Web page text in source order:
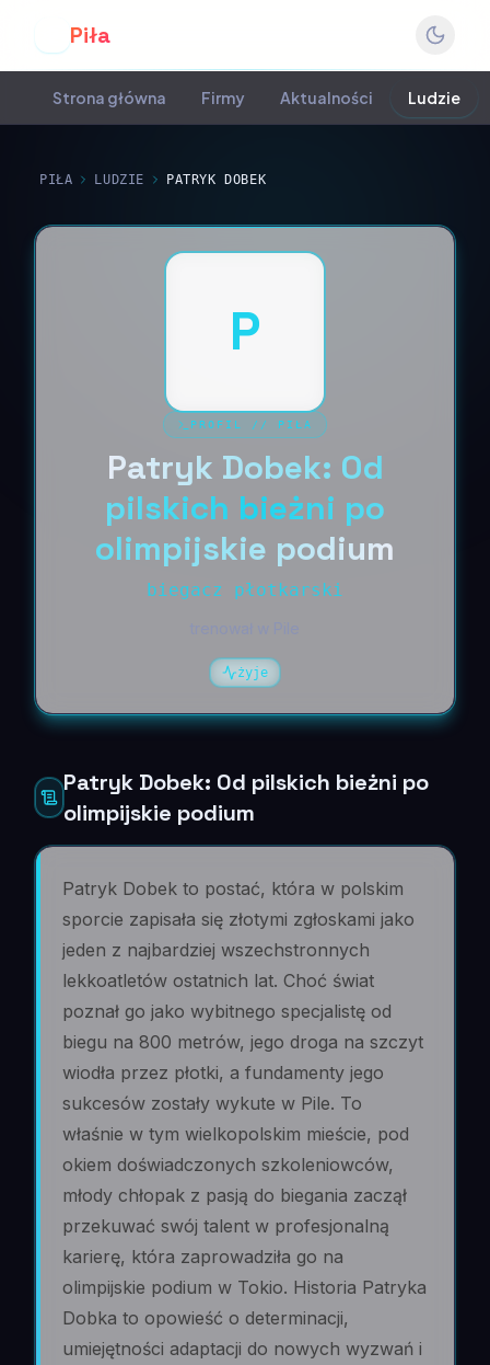
Piła
Strona główna Firmy Aktualności Ludzie
PIŁA LUDZIE PATRYK DOBEK
P
PROFIL // PIŁA
Patryk Dobek: Od
pilskich bieżni po
olimpijskie podium
biegacz płotkarski
żyje
Patryk Dobek: Od pilskich bieżni po
olimpijskie podium
Patryk Dobek to postać, która w polskim
sporcie zapisała się złotymi zgłoskami jako
jeden z najbardziej wszechstronnych
lekkoatletów ostatnich lat. Choć świat
poznał go jako wybitnego specjalistę od
biegu na 800 metrów, jego droga na szczyt
wiodła przez płotki, a fundamenty jego
sukcesów zostały wykute w Pile. To
właśnie w tym wielkopolskim mieście, pod
okiem doświadczonych szkoleniowców,
młody chłopak z pasją do biegania zaczął
przekuwać swój talent w profesjonalną
karierę, która zaprowadziła go na
olimpijskie podium w Tokio. Historia Patryka
Dobka to opowieść o determinacji,
umiejętności adaptacji do nowych wyzwań i